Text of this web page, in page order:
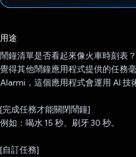
用途
鬧鐘清單是否看起來像火車時刻表
覺得其他鬧鐘應用程式提供的任務
Alarmi，這個應用程式會運用 AI 技
[完成任務才能關閉鬧鐘]
例如：喝水 15 秒、刷牙 30 秒。
[自訂任務]